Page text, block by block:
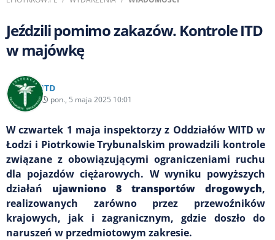
Jeździli pomimo zakazów. Kontrole ITD
w majówkę
ITD
pon., 5 maja 2025 10:01
W czwartek 1 maja inspektorzy z Oddziałów WITD w
Łodzi i Piotrkowie Trybunalskim prowadzili kontrole
związane z obowiązującymi ograniczeniami ruchu
dla pojazdów ciężarowych. W wyniku powyższych
działań ujawniono 8 transportów drogowych,
realizowanych zarówno przez przewoźników
krajowych, jak i zagranicznym, gdzie doszło do
naruszeń w przedmiotowym zakresie.